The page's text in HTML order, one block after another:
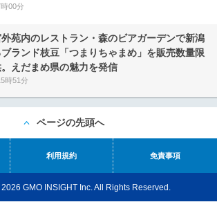
00分
苑内のレストラン・森のビアガーデンで新潟
ランド枝豆「つまりちゃまめ」を販売数量限
えだまめ県の魅力を発信
時51分
ページの先頭へ
利用規約 免責事項
GMO INSIGHT Inc. All Rights Reserved.